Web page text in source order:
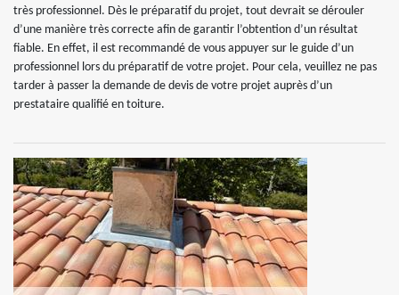
très professionnel. Dès le préparatif du projet, tout devrait se dérouler
d’une manière très correcte afin de garantir l’obtention d’un résultat
fiable. En effet, il est recommandé de vous appuyer sur le guide d’un
professionnel lors du préparatif de votre projet. Pour cela, veuillez ne pas
tarder à passer la demande de devis de votre projet auprès d’un
prestataire qualifié en toiture.